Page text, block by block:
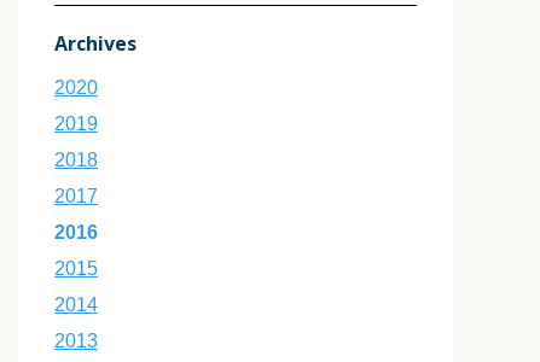
Archives
2020
2019
2018
2017
2016
2015
2014
2013